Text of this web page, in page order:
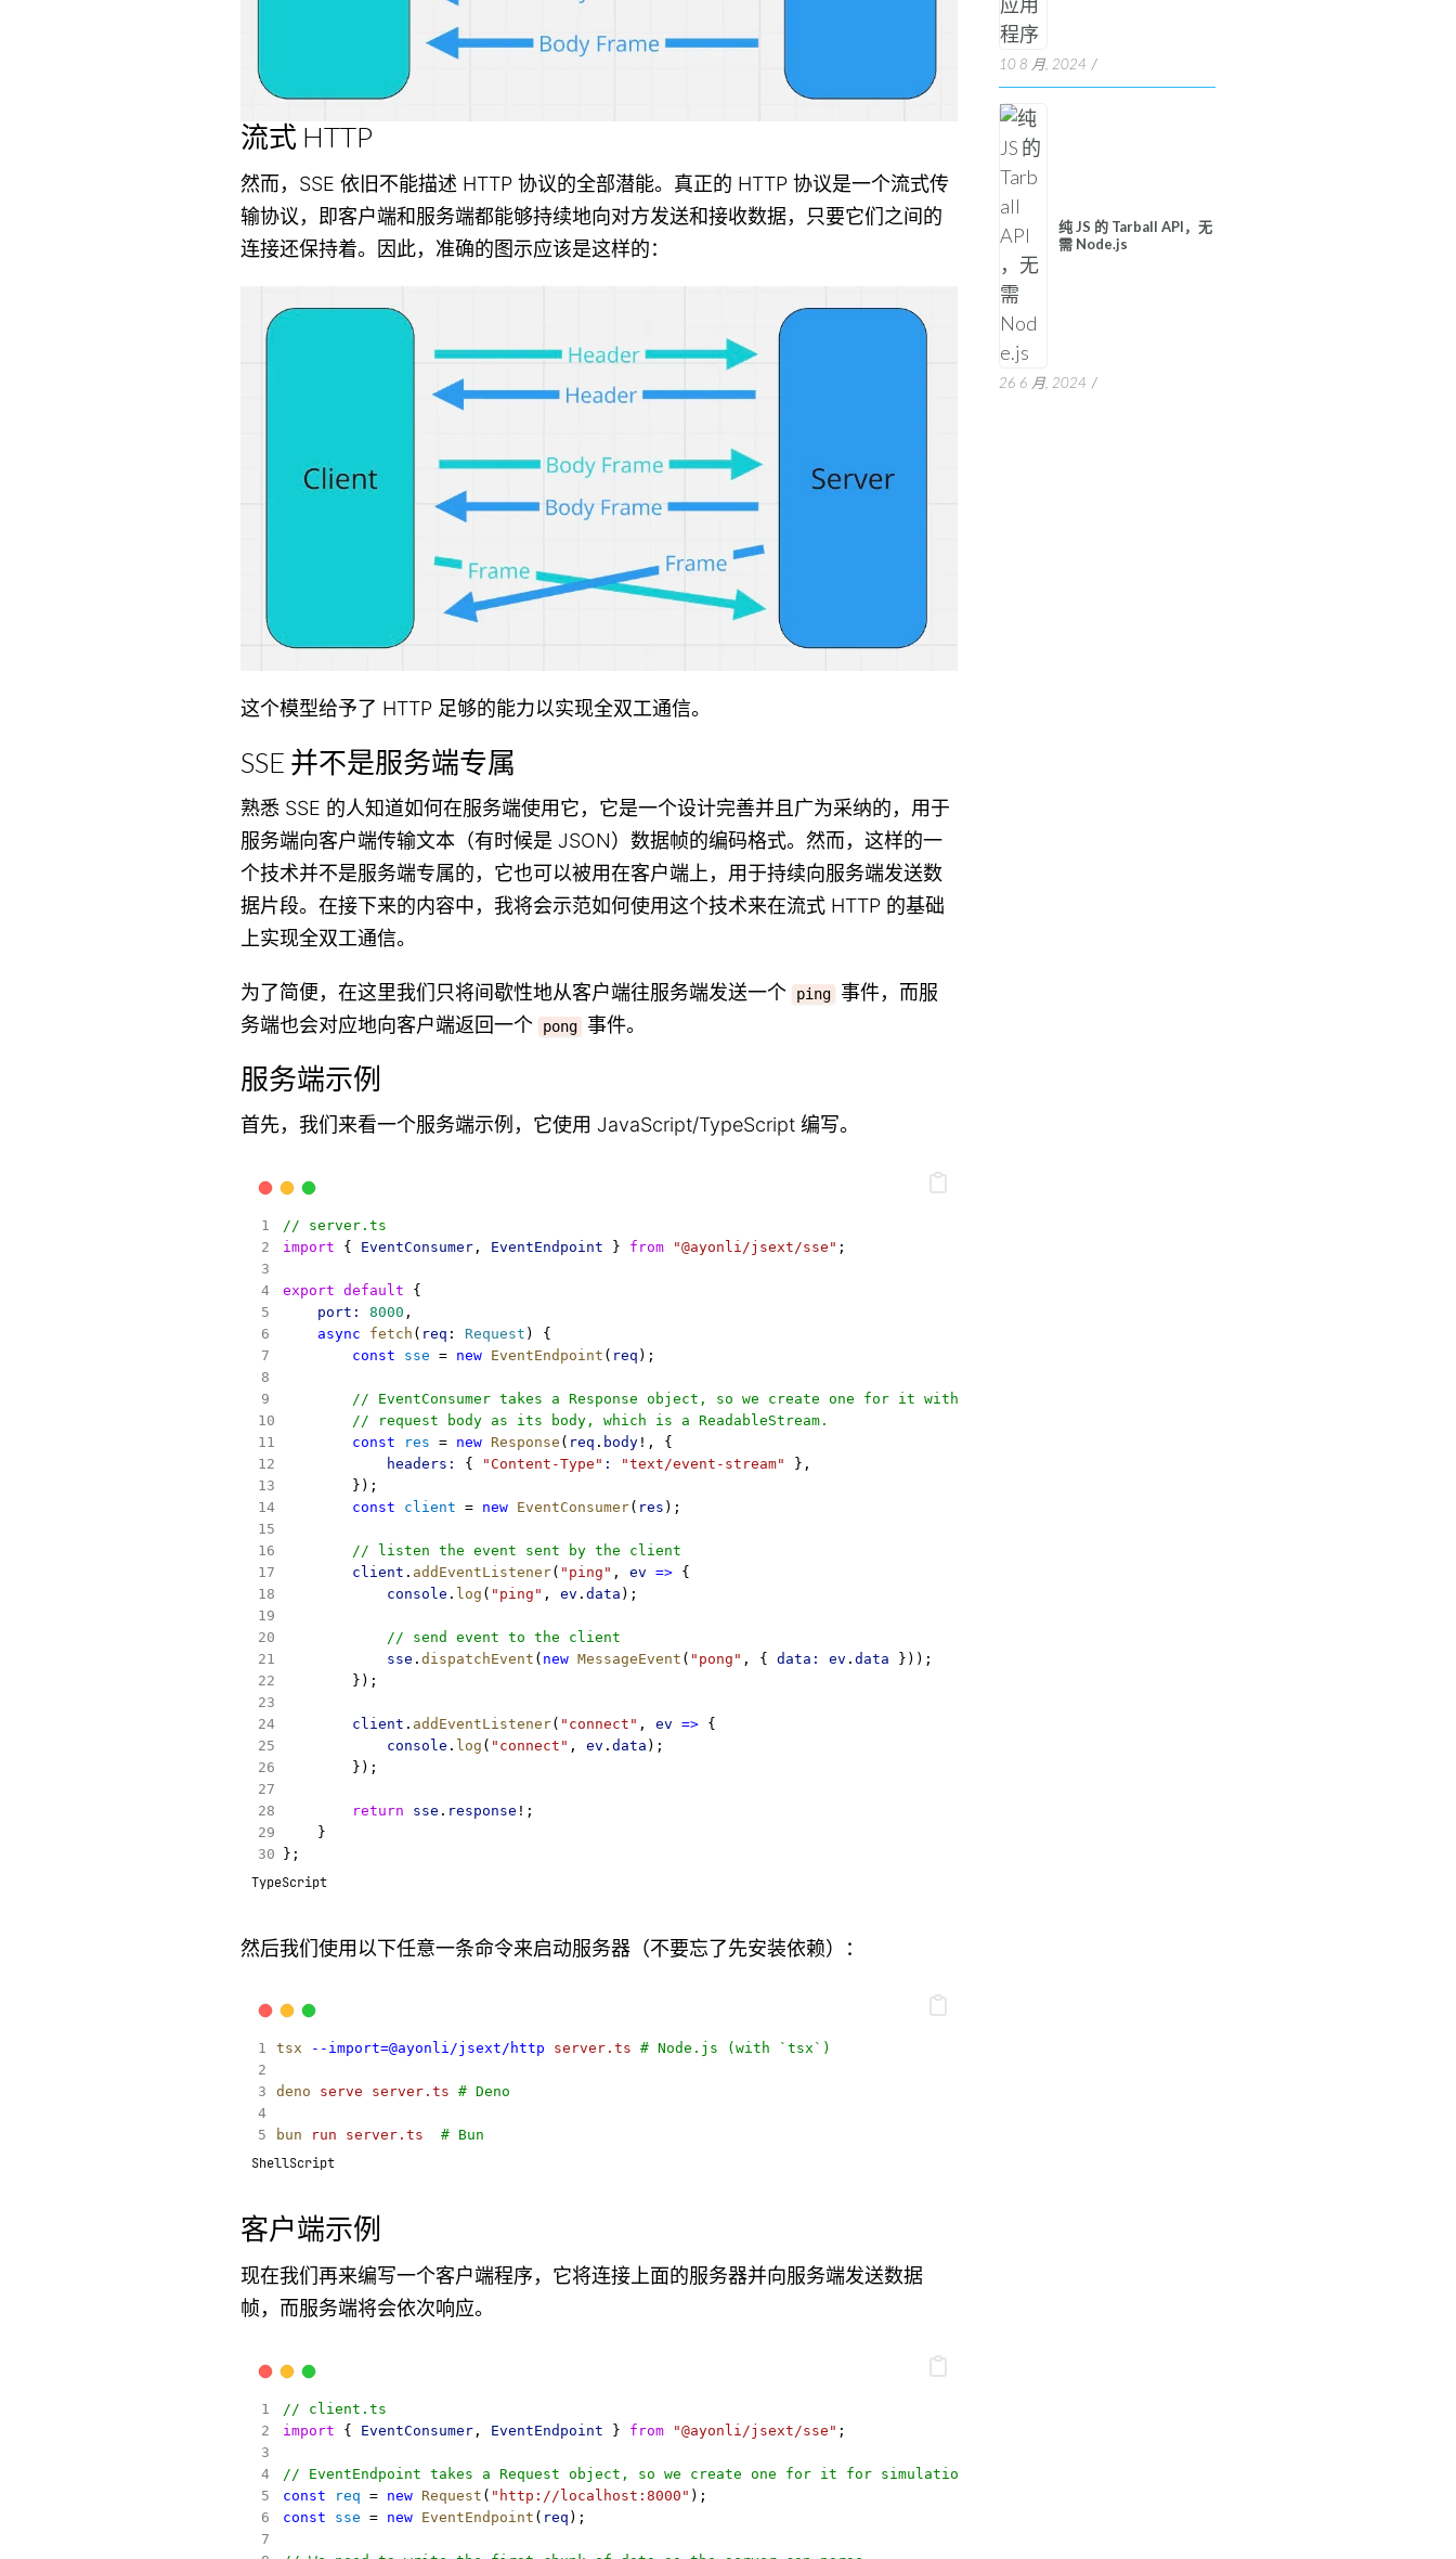
流式 HTTP
然而，SSE 依旧不能描述 HTTP 协议的全部潜能。真正的 HTTP 协议是一个流式传
输协议，即客户端和服务端都能够持续地向对方发送和接收数据，只要它们之间的
连接还保持着。因此，准确的图示应该是这样的：
这个模型给予了 HTTP 足够的能力以实现全双工通信。
SSE 并不是服务端专属
熟悉 SSE 的人知道如何在服务端使用它，它是一个设计完善并且广为采纳的，用于
服务端向客户端传输文本（有时候是 JSON）数据帧的编码格式。然而，这样的一
个技术并不是服务端专属的，它也可以被用在客户端上，用于持续向服务端发送数
据片段。在接下来的内容中，我将会示范如何使用这个技术来在流式 HTTP 的基础
上实现全双工通信。
为了简便，在这里我们只将间歇性地从客户端往服务端发送一个 ping 事件，而服
务端也会对应地向客户端返回一个
pong 事件。
服务端示例
首先，我们来看一个服务端示例，它使用 JavaScript/TypeScript 编写。
// server.ts
import { EventConsumer, EventEndpoint } from "@ayonli/jsext/sse" ;
export default {
port:
8000 ,
async
fetch ( req : Request ) {
const
sse = new EventEndpoint ( req );
// EventConsumer takes a Response object, so we create one for it with the
// request body as its body, which is a ReadableStream.
const
res = new Response ( req . body!, {
headers:
{ "Content-Type" : "text/event-stream" },
        });
const
client = new EventConsumer( res );
// listen the event sent by the client
client . addEventListener( "ping" , ev => {
console . log ( "ping" , ev . data );
// send event to the client
sse . dispatchEvent ( new MessageEvent ( "pong" , { data: ev . data }));
        });
client . addEventListener( "connect" , ev => {
console . log ( "connect" , ev . data );
        });
return sse . response !;
    }
};
TypeScript
然后我们使用以下任意一条命令来启动服务器（不要忘了先安装依赖）：
tsx --import=@ayonli/jsext/http server.ts # Node.js (with `tsx`)
deno serve server.ts # Deno
bun run server.ts # Bun
ShellScript
客户端示例
现在我们再来编写一个客户端程序，它将连接上面的服务器并向服务端发送数据
帧，而服务端将会依次响应。
// client.ts
import { EventConsumer, EventEndpoint } from "@ayonli/jsext/sse" ;
// EventEndpoint takes a Request object, so we create one for it for simulation.
const
req = new Request ( "http://localhost:8000" );
const
sse = new EventEndpoint ( req );
10 8 月, 2024
纯 JS 的 Tarball API，无
需 Node.js
26 6 月, 2024